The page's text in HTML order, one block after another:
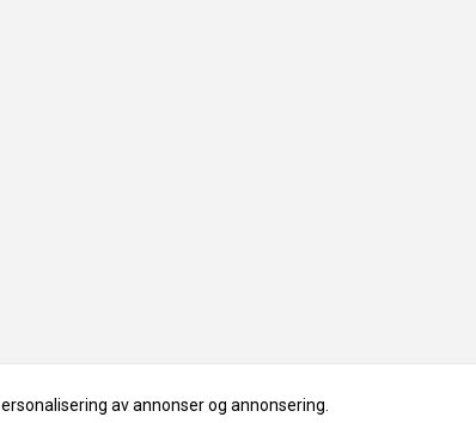
av annonser og annonsering.